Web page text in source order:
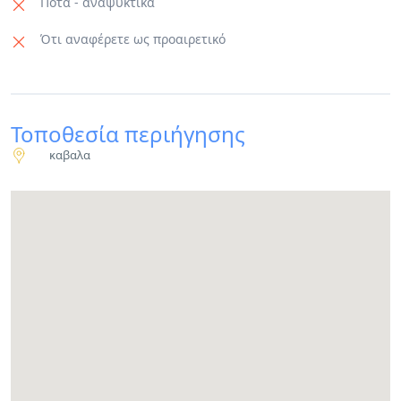
Ότι αναφέρετε ως προαιρετικό
Τοποθεσία περιήγησης
καβαλα